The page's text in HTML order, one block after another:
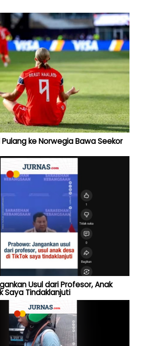
Pulang ke Norwegia Bawa Seekor
Usul dari Profesor, Anak
Saya Tindaklanjuti